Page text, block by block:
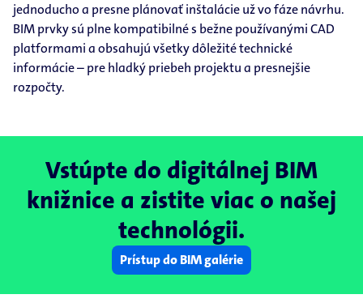
jednoducho a presne plánovať inštalácie už vo fáze návrhu.
BIM prvky sú plne kompatibilné s bežne používanými CAD
platformami a obsahujú všetky dôležité technické
informácie – pre hladký priebeh projektu a presnejšie
rozpočty.
Vstúpte do digitálnej BIM
knižnice a zistite viac o našej
technológii.
Prístup do BIM galérie